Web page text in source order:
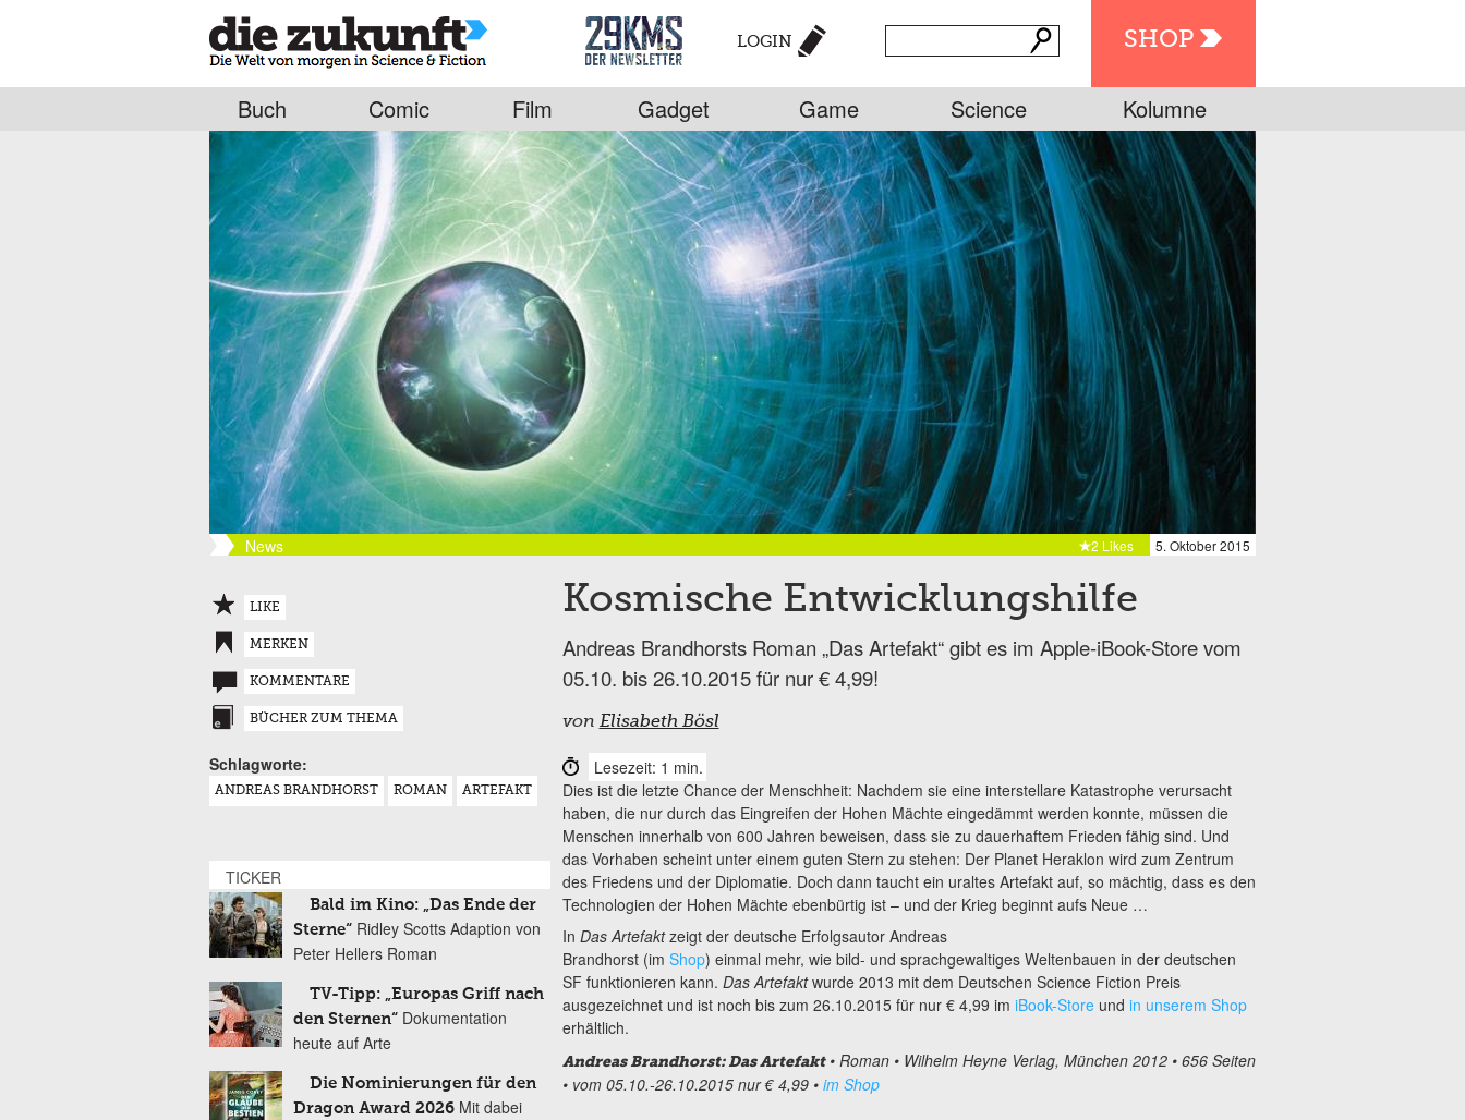
SHOP
LOGIN
Buch Comic Film Gadget Game Science Kolumne
News 5. Oktober 2015
2 Likes
Kosmische Entwicklungshilfe
Andreas Brandhorsts Roman „Das Artefakt“ gibt es im Apple-iBook-Store vom
05.10. bis 26.10.2015 für nur € 4,99!
von Elisabeth Bösl
Lesezeit: 1 min.
Dies ist die letzte Chance der Menschheit: Nachdem sie eine interstellare Katastrophe verursacht
haben, die nur durch das Eingreifen der Hohen Mächte eingedämmt werden konnte, müssen die
Menschen innerhalb von 600 Jahren beweisen, dass sie zu dauerhaftem Frieden fähig sind. Und
das Vorhaben scheint unter einem guten Stern zu stehen: Der Planet Heraklon wird zum Zentrum
des Friedens und der Diplomatie. Doch dann taucht ein uraltes Artefakt auf, so mächtig, dass es den
Technologien der Hohen Mächte ebenbürtig ist – und der Krieg beginnt aufs Neue …
In Das Artefaktzeigt der deutsche Erfolgsautor Andreas
Brandhorst (im Shop) einmal mehr, wie bild- und sprachgewaltiges Weltenbauen in der deutschen
SF funktionieren kann. Das Artefaktwurde 2013 mit dem Deutschen Science Fiction Preis
ausgezeichnet und ist noch bis zum 26.10.2015 für nur € 4,99 im iBook-Storeund in unserem Shop
erhältlich.
Andreas Brandhorst: Das Artefakt• Roman • Wilhelm Heyne Verlag, München 2012 • 656 Seiten
• vom 05.10.-26.10.2015 nur € 4,99 • im Shop
LIKE
MERKEN
KOMMENTARE
BÜCHER ZUM THEMA
Schlagworte:
ANDREAS BRANDHORST ROMAN ARTEFAKT
TICKER
Bald im Kino: „Das Ende der
Sterne“ Ridley Scotts Adaption von
Peter Hellers Roman
TV-Tipp: „Europas Griff nach
den Sternen“ Dokumentation
heute auf Arte
Die Nominierungen für den
Dragon Award 2026 Mit dabei